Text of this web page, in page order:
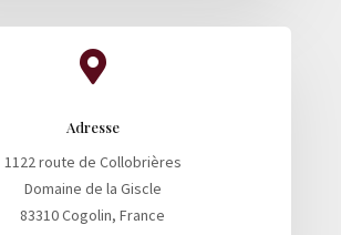

Adresse
1122 route de Collobrières
Domaine de la Giscle
83310 Cogolin, France